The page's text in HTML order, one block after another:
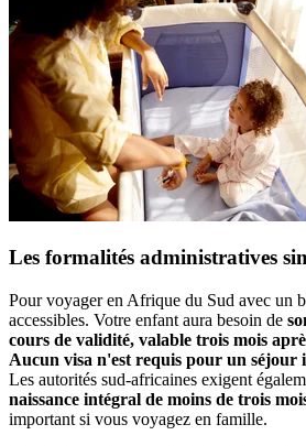
Les formalités administratives
Pour voyager en Afrique du Sud avec un
accessibles. Votre enfant aura besoin de
cours de validité, valable trois mois
Aucun visa n'est requis pour un séjour
Les autorités sud-africaines exigent
naissance intégral de moins de trois
important si vous voyagez en famille.